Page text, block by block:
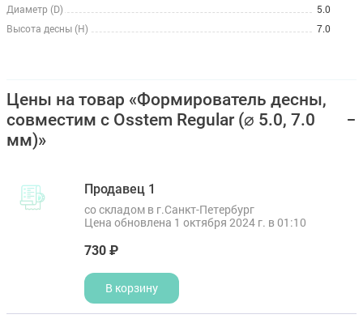
Диаметр (D)
5.0
Высота десны (H)
7.0
Цены на товар «Формирователь десны,
совместим с Osstem Regular (⌀ 5.0, 7.0
мм)»
Продавец 1
со складом в г.Санкт-Петербург
Цена обновлена 1 октября 2024 г. в 01:10
730 ₽
В корзину